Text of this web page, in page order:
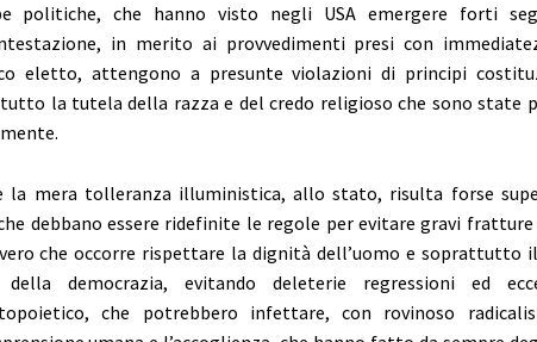
politiche, che hanno visto negli USA emergere forti
in merito ai provvedimenti presi con
eletto, attengono a presunte violazioni di principi
la tutela della razza e del credo religioso che sono state
la mera tolleranza illuministica, allo stato, risulta forse
debbano essere ridefinite le regole per evitare gravi fratture
che occorre rispettare la dignità dell’uomo e soprattutto
democrazia, evitando deleterie regressioni ed
che potrebbero infettare, con rovinoso